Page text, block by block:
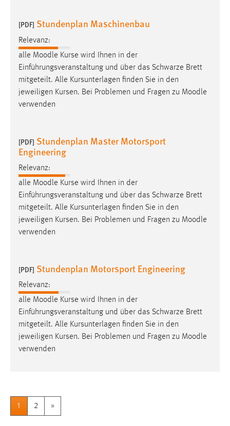
[PDF] Stundenplan Maschinenbau
Relevanz:
alle Moodle Kurse wird Ihnen in der
Einführungsveranstaltung und über das Schwarze Brett
mitgeteilt. Alle Kursunterlagen finden Sie in den
jeweiligen Kursen. Bei Problemen und Fragen zu Moodle
verwenden
[PDF] Stundenplan Master Motorsport
Engineering
Relevanz:
alle Moodle Kurse wird Ihnen in der
Einführungsveranstaltung und über das Schwarze Brett
mitgeteilt. Alle Kursunterlagen finden Sie in den
jeweiligen Kursen. Bei Problemen und Fragen zu Moodle
verwenden
[PDF] Stundenplan Motorsport Engineering
Relevanz:
alle Moodle Kurse wird Ihnen in der
Einführungsveranstaltung und über das Schwarze Brett
mitgeteilt. Alle Kursunterlagen finden Sie in den
jeweiligen Kursen. Bei Problemen und Fragen zu Moodle
verwenden
1 2 »